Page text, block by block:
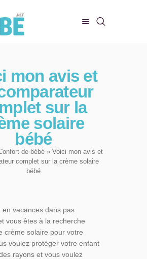
mon avis et
sur la
solaire
bébé
de bébé » Voici mon avis et
complet sur la crème solaire
bébé
DE BEBE
JEUX
DE BÉBÉ
en vacances dans pas
vous êtes à la recherche
crème solaire pour votre
voulez protéger votre enfant
rayons et vous voulez